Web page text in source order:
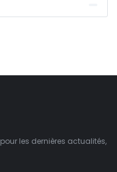
les dernières actualités,